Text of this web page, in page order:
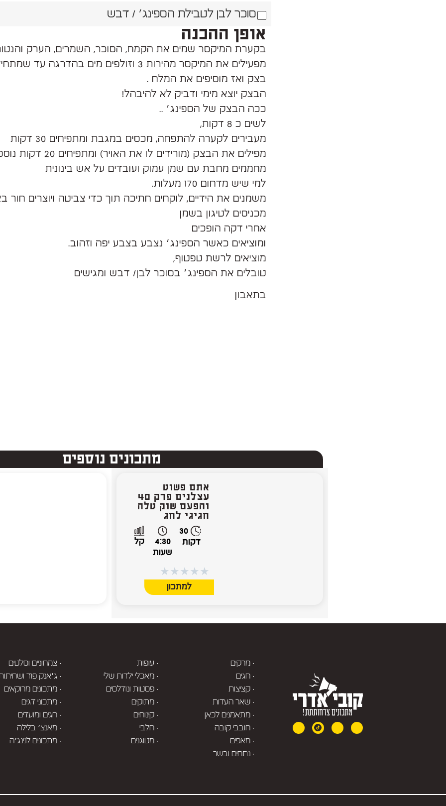
סוכר לבן לטבילת הספינג׳ / דבש
אופן ההכנה
בקערת המיקסר שמים את הקמח, הסוכר, השמרים, הערק
מפעילים את המיקסר מהירות 3 וזולפים מים בהדרגה עד
בצק ואז מוסיפים את המלח .
הבצק יוצא מימי ודביק לא להיבהל!
ככה הבצק של הספינג׳ ..
לשים כ 8 דקות,
מעבירים לקערה להתפחה, מכסים במגבת ומתפיחים 30 דקות
מפילים את הבצק (מורידים לו את האויר) ומתפיחים 20 דקות נוספות
מחממים מחבת עם שמן עמוק ועובדים על אש בינונית
למי שיש מדחום 170 מעלות.
משמנים את הידיים, לוקחים חתיכה תוך כדי צביטה ויוצרים חור
מכניסים לטיגון בשמן
אחרי דקה הופכים
ומוציאים כאשר הספינג׳ נצבע בצבע יפה וזהוב.
מוציאים לרשת טפטוף,
טובלים את הספינג׳ בסוכר לבן/ דבש ומגישים
בתאבון
מתכונים נוספים
אתם פשוט
עצלנים פרק 40
והפעם שוק טלה
חגיגי לחג
30
דקות
4:30
שעות
קל
★
★
★
★
★
למתכון
· מרקים
· חגים
· קציצות
· שאר העדות
· מתאמנים לכאן
· חובבי קובה
· מאפים
· נתחים ובשר
· עופות
· מאכלי ילדות שלי
· פסטות ונודלסים
· מתוקים
· קינוחים
· חלבי
· מטוגנים
· צמחוניים וסלטים
· ג׳אנק פוד
· מתכונים מרוקאים
· מתכוני דגים
· חגים ומועדים
· מאנצ׳ בלילה
· מתכונים לנינג׳ה